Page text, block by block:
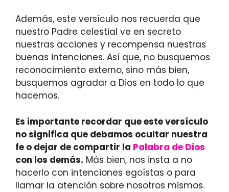
Además, este versículo nos recuerda que
nuestro Padre celestial ve en secreto
nuestras acciones y recompensa nuestras
buenas intenciones. Así que, no busquemos
reconocimiento externo, sino más bien,
busquemos agradar a Dios en todo lo que
hacemos.
Es importante recordar que este versículo
no significa que debamos ocultar nuestra
fe o dejar de compartir la Palabra de Dios
con los demás. Más bien, nos insta a no
hacerlo con intenciones egoístas o para
llamar la atención sobre nosotros mismos.